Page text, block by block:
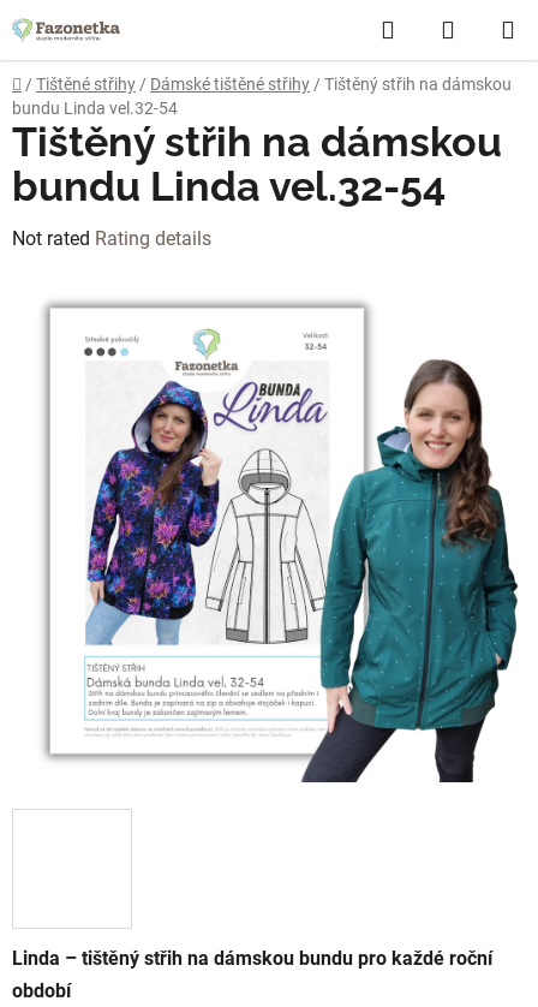
to
content
Search
CART
Home
/ Tištěné střihy / Dámské tištěné střihy / Tištěný střih na dámskou
bundu Linda vel.32-54
Linda – tištěný střih na dámskou bundu pro každé roční
období
Tištěný střih na dámskou
bundu Linda vel.32-54
The
product
Not rated Rating details